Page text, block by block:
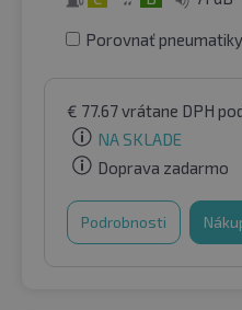
Porovnať pneumatiky
€ 77.67vrátane DPH
NA SKLADE
Doprava zadarmo
Podrobnosti